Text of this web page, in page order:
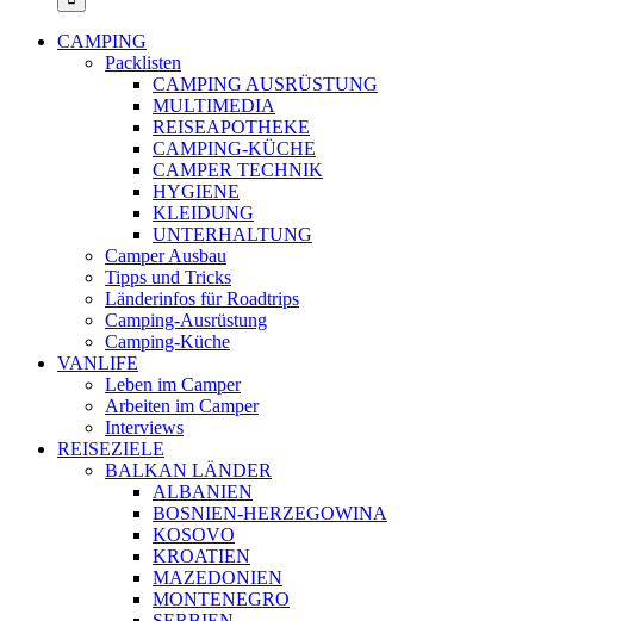
CAMPING
Packlisten
CAMPING AUSRÜSTUNG
MULTIMEDIA
REISEAPOTHEKE
CAMPING-KÜCHE
CAMPER TECHNIK
HYGIENE
KLEIDUNG
UNTERHALTUNG
Camper Ausbau
Tipps und Tricks
Länderinfos für Roadtrips
Camping-Ausrüstung
Camping-Küche
VANLIFE
Leben im Camper
Arbeiten im Camper
Interviews
REISEZIELE
BALKAN LÄNDER
ALBANIEN
BOSNIEN-HERZEGOWINA
KOSOVO
KROATIEN
MAZEDONIEN
MONTENEGRO